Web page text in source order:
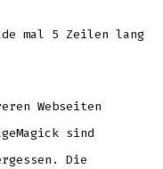
mal 5 Zeilen lang
Webseiten
sind
Die